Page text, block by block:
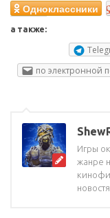
Одноклассники
а также:
по электронной
Игры
жанре